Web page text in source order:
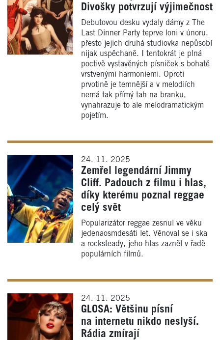
Divošky potvrzují výjimečnost
Debutovou desku vydaly dámy z The
Last Dinner Party teprve loni v únoru,
přesto jejich druhá studiovka nepůsobí
nijak uspěchaně. I tentokrát je plná
poctivě vystavěných písniček s bohatě
vrstvenými harmoniemi. Oproti
prvotině je temnější a v melodiích
nemá tak přímý tah na branku,
vynahrazuje to ale melodramatickým
pojetím.
24. 11. 2025
Zemřel legendární Jimmy
Cliff. Padouch z filmu i hlas,
díky kterému poznal reggae
celý svět
Popularizátor reggae zesnul ve věku
jedenaosmdesáti let. Věnoval se i ska
a rocksteady, jeho hlas zazněl v řadě
populárních filmů.
24. 11. 2025
GLOSA: Většinu písní
na internetu nikdo neslyší.
Rádia zmírají